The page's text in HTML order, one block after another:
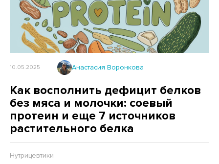
10.05.2025 Анастасия Воронкова
Как восполнить дефицит белков
без мяса и молочки: соевый
протеин и еще 7 источников
растительного белка
Нутрицевтики